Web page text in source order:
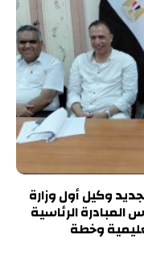
وكيل أول وزارة
المبادرة الرئاسية
وخطة